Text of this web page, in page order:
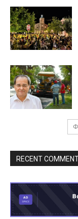
RECENT